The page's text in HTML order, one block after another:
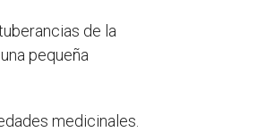
de la
pequeña
medicinales.